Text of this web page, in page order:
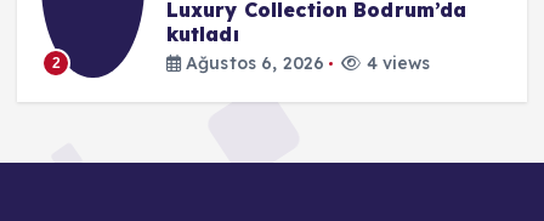
2
Luxury Collection Bodrum’da
kutladı
Ağustos 6, 2026 4 views